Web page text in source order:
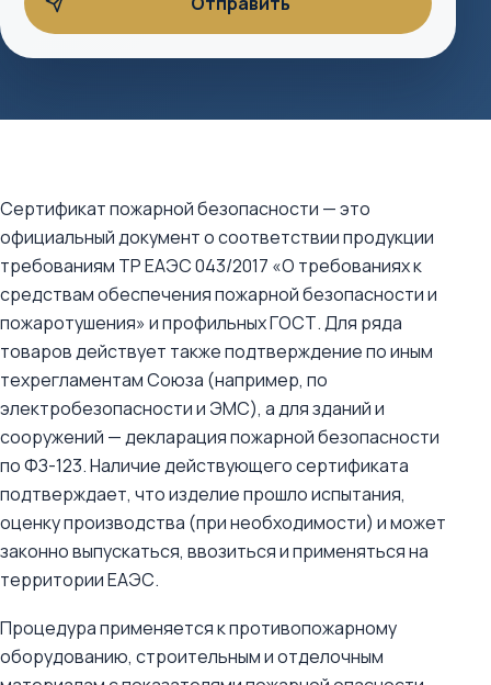
Сертификат пожарной безопасности — это
официальный документ о соответствии продукции
требованиям ТР ЕАЭС 043/2017 «О требованиях к
средствам обеспечения пожарной безопасности и
пожаротушения» и профильных ГОСТ. Для ряда
товаров действует также подтверждение по иным
техрегламентам Союза (например, по
электробезопасности и ЭМС), а для зданий и
сооружений — декларация пожарной безопасности
по ФЗ-123. Наличие действующего сертификата
подтверждает, что изделие прошло испытания,
оценку производства (при необходимости) и может
законно выпускаться, ввозиться и применяться на
территории ЕАЭС.
Процедура применяется к противопожарному
оборудованию, строительным и отделочным